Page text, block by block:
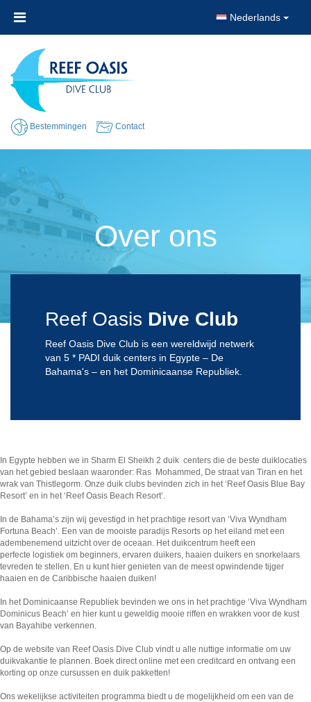
Nederlands
Bestemmingen Contact
Over ons
Reef Oasis Dive Club
Reef Oasis Dive Club is een wereldwijd netwerk
van 5 * PADI duik centers in Egypte – De
Bahama's – en het Dominicaanse Republiek.
In Egypte hebben we in Sharm El Sheikh 2 duik centers die de beste duiklocaties
van het gebied beslaan waaronder: Ras Mohammed, De straat van Tiran en het
wrak van Thistlegorm. Onze duik clubs bevinden zich in het ‘Reef Oasis Blue Bay
Resort’ en in het ‘Reef Oasis Beach Resort’.
In de Bahama’s zijn wij gevestigd in het prachtige resort van ‘Viva Wyndham
Fortuna Beach’. Een van de mooiste paradijs Resorts op het eiland met een
adembenemend uitzicht over de oceaan. Het duikcentrum heeft een
perfecte logistiek om beginners, ervaren duikers, haaien duikers en snorkelaars
tevreden te stellen. En u kunt hier genieten van de meest opwindende tijger
haaien en de Caribbische haaien duiken!
In het Dominicaanse Republiek bevinden we ons in het prachtige ‘Viva Wyndham
Dominicus Beach’ en hier kunt u geweldig mooie riffen en wrakken voor de kust
van Bayahibe verkennen.
Op de website van Reef Oasis Dive Club vindt u alle nuttige informatie om uw
duikvakantie te plannen. Boek direct online met een creditcard en ontvang een
korting op onze cursussen en duik pakketten!
Ons wekelijkse activiteiten programma biedt u de mogelijkheid om een van de